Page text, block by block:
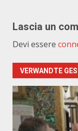
Lascia un
Devi essere
VERWANDTE